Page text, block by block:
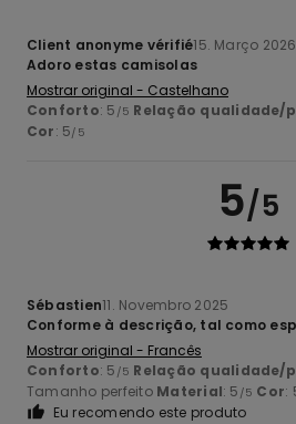
Client anonyme vérifié15. Março 2026
Adoro estas camisolas
Mostrar original - Castelhano
Conforto: 5 /5 Relação qualidade/
Cor: 5/5
5/5
Sébastien11. Novembro 2025
Conforme à descrição, tal como
Mostrar original - Francês
Conforto: 5 /5 Relação qualidade/
Tamanho perfeito Material: 5 /5 Cor:
Eu recomendo este produto